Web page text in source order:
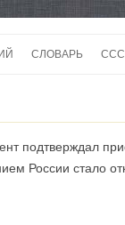
СЛОВАРЬ
подтверждал
России стало